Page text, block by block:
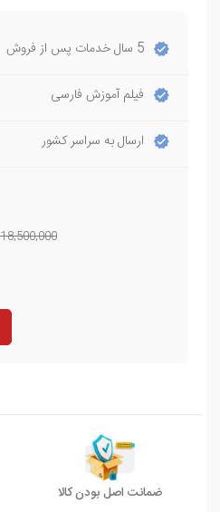
5 سال خدمات پس از فروش
فیلم آموزش فارسی
ارسال به سراسر کشور
18,500,000 تومان
ضمانت اصل بودن کالا